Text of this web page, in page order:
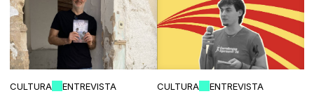
CULTURA
ENTREVISTA
CULTURA
ENTREVISTA